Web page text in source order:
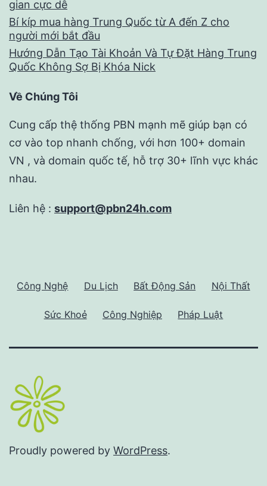
gian cực dễ
Bí kíp mua hàng Trung Quốc từ A đến Z cho
người mới bắt đầu
Hướng Dẫn Tạo Tài Khoản Và Tự Đặt Hàng Trung
Quốc Không Sợ Bị Khóa Nick
Về Chúng Tôi
Cung cấp thệ thống PBN mạnh mẽ giúp bạn có
cơ vào top nhanh chống, với hơn 100+ domain
VN , và domain quốc tế, hỗ trợ 30+ lĩnh vực khác
nhau.
Liên hệ : support@pbn24h.com
Công Nghệ Du Lịch Bất Động Sản Nội Thất
Sức Khoẻ Công Nghiệp Pháp Luật
Proudly powered by WordPress.